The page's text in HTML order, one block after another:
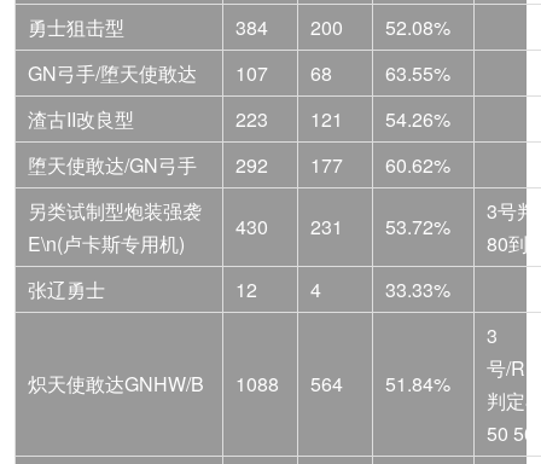
勇士狙击型 384 200
52.08%
GN弓手/堕天使敢达
107 68
63.55%
渣古II改良型
223 121
54.26%
堕天使敢达/GN弓手
292 177
60.62%
另类试制型炮装强袭
E\n(卢卡斯专用机)
430 231 53.72%
3号
80到
张辽勇士
12 4 33.33%
炽天使敢达GNHW/B 1088 564 51.84%
3
号/
判定
50 50